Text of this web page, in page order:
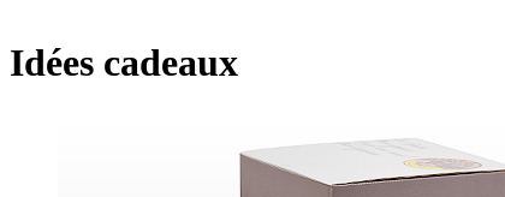
Idées cadeaux